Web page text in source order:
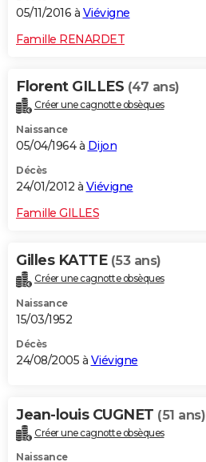
S'inscrire
Se connecter
Lycées
Collèges
Primaires
Universités
Entreprises
Service militaire
Avis de recherche
AVIS DE DÉCÈS
FORUM
Bricolage
Lifestyle
Culture
Sport
Auto
Television
Voyage
Cinema
05/11/2016 à Viévigne
Famille RENARDET
Florent GILLES (47 ans)
Créer une cagnotte obsèques
Naissance
05/04/1964 à Dijon
Décès
24/01/2012 à Viévigne
Famille GILLES
Gilles KATTE (53 ans)
Créer une cagnotte obsèques
Naissance
15/03/1952
Décès
24/08/2005 à Viévigne
Jean-louis CUGNET (51 ans)
Créer une cagnotte obsèques
Naissance